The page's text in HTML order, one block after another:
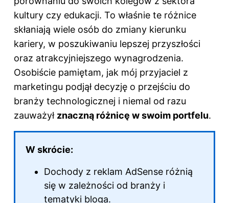
kultury czy edukacji. To właśnie te różnice
skłaniają wiele osób do zmiany kierunku
kariery, w poszukiwaniu lepszej przyszłości
oraz atrakcyjniejszego wynagrodzenia.
Osobiście pamiętam, jak mój przyjaciel z
marketingu podjął decyzję o przejściu do
branży technologicznej i niemal od razu
zauważył znaczną różnicę w swoim portfelu.
W skrócie:
Dochody z reklam AdSense różnią
się w zależności od branży i
tematyki bloga.